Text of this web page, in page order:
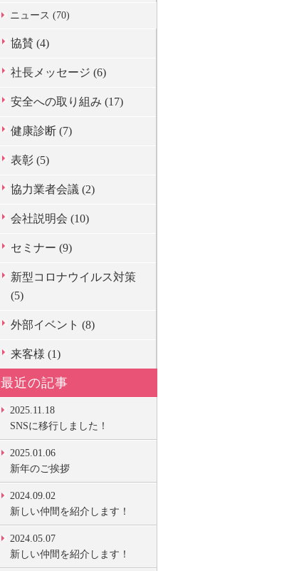
ニュース (70)
協賛 (4)
社長メッセージ (6)
安全への取り組み (17)
健康診断 (7)
表彰 (5)
協力業者会議 (2)
会社説明会 (10)
セミナー (9)
新型コロナウイルス対策
(5)
外部イベント (8)
来客様 (1)
最近の記事
2025.11.18
SNSに移行しました！
2025.01.06
新年のご挨拶
2024.09.02
新しい仲間を紹介します！
2024.05.07
新しい仲間を紹介します！